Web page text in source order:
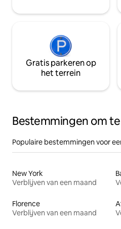
Gratis parkeren op
het terrein
Bestemmingen om
Populaire bestemmingen voor
New York
Verblijven van een maand
Florence
Verblijven van een maand